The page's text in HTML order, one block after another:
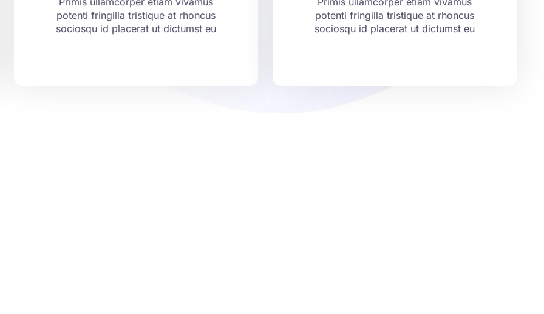
potenti fringilla tristique at rhoncus
sociosqu id placerat ut dictumst eu
LEARN MORE
potenti fringilla tristique at rhoncus
sociosqu id placerat ut dictumst eu
LEARN MORE